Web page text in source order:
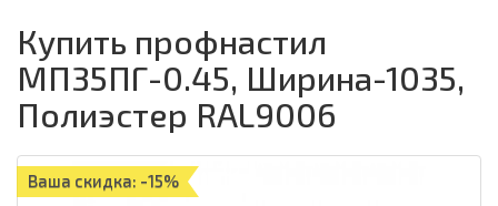
Купить профнастил
МП35ПГ-0.45, Ширина-1035,
Полиэстер RAL9006
Ваша скидка: -15%